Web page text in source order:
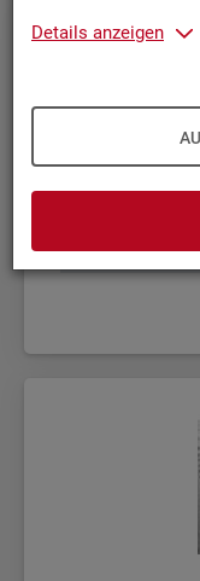
Details anzeigen